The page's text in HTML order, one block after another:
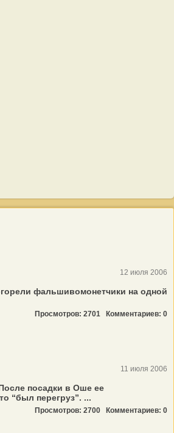
12 июля 2006
фальшивомонетчики на одной
Просмотров: 2701 Комментариев: 0
11 июля 2006
посадки в Оше ее
“был перегруз”. ...
Просмотров: 2700 Комментариев: 0